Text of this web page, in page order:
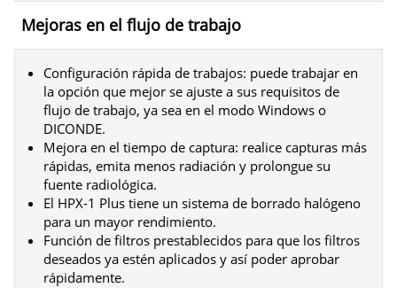
Mejoras en el flujo de trabajo
Configuración rápida de trabajos: puede trabajar en
la opción que mejor se ajuste a sus requisitos de
flujo de trabajo, ya sea en el modo Windows o
DICONDE.
Mejora en el tiempo de captura: realice capturas más
rápidas, emita menos radiación y prolongue su
fuente radiológica.
El HPX-1 Plus tiene un sistema de borrado halógeno
para un mayor rendimiento.
Función de filtros prestablecidos para que los filtros
deseados ya estén aplicados y así poder aprobar
rápidamente.